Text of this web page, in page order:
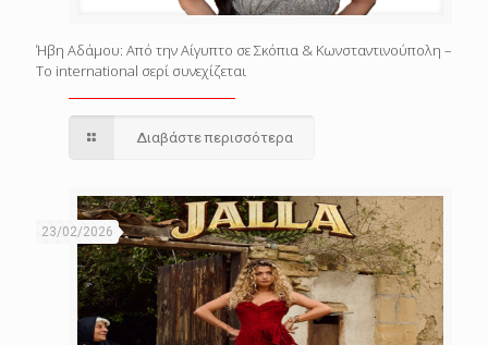
Ήβη Αδάμου: Από την Αίγυπτο σε Σκόπια & Κωνσταντινούπολη –
Το international σερί συνεχίζεται
Διαβάστε περισσότερα
23/02/2026